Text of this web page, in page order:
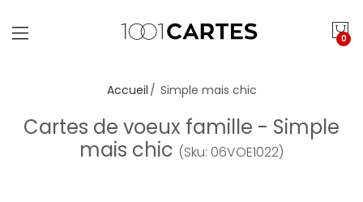
0
Accueil Simple mais chic
Cartes de voeux famille - Simple
mais chic (Sku: 06VOE1022)